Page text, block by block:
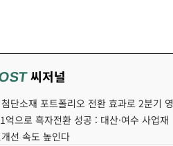
씨저널
단소재 포트폴리오 전환 효과로 2분기 영
억으로 흑자전환 성공 : 대산·여수 사업재
선 속도 높인다